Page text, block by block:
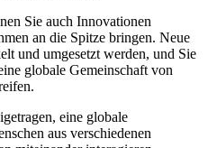
Sie auch Innovationen
an die Spitze bringen. Neue
und umgesetzt werden, und Sie
globale Gemeinschaft von
eine globale
aus verschiedenen